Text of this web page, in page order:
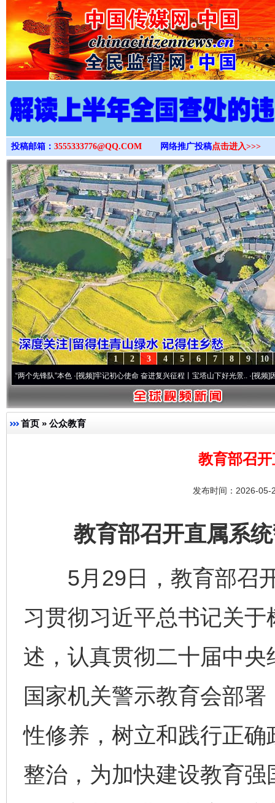
>
投稿邮箱： 3555333776@QQ.COM 网络推广投稿点击进入>>>
10
9
8
7
6
5
4
3
2
1
队”本色·[视频]牢记初心使命 奋进复兴征程丨宝塔山下好光景..·[视频]因党而生 为
首页 » 公众教育
教育部召
发布时间：2026-
教育部召开直属系统
5月29日，教育部召开
习贯彻习近平总书记关
述，认真贯彻二十届中
国家机关警示教育会部
性修养，树立和践行正
整治，为加快建设教育